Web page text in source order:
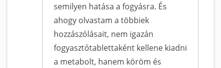
semilyen hatása a fogyásra. És
ahogy olvastam a többiek
hozzászólásait, nem igazán
fogyasztótablettaként kellene kiadni
a metabolt, hanem köröm és